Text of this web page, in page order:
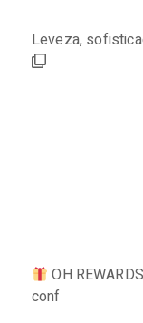
Leveza,
OH
conf